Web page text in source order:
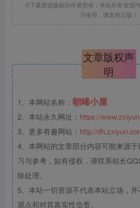
©下载资源版权归作者所有；本站所有资源
习使用，请支持正版！
文章版权声
明
1、本网站名称： 朝晞小屋
2、本站永久网址： https://
3、更多有趣网站： http://
4、本网站的文章部分内容可能来源
习与参考，如有侵权，请联系站长
除处理。
5、本站一切资源不代表本站立场，
观点和对其真实性负责。